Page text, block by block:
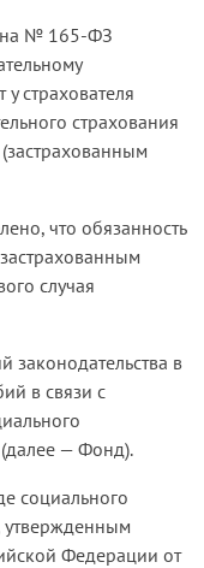
№ 165-ФЗ
страхователя
страхования
что обязанность
случая
законодательства в
в связи с
— Фонд).
социального
утвержденным
Федерации от